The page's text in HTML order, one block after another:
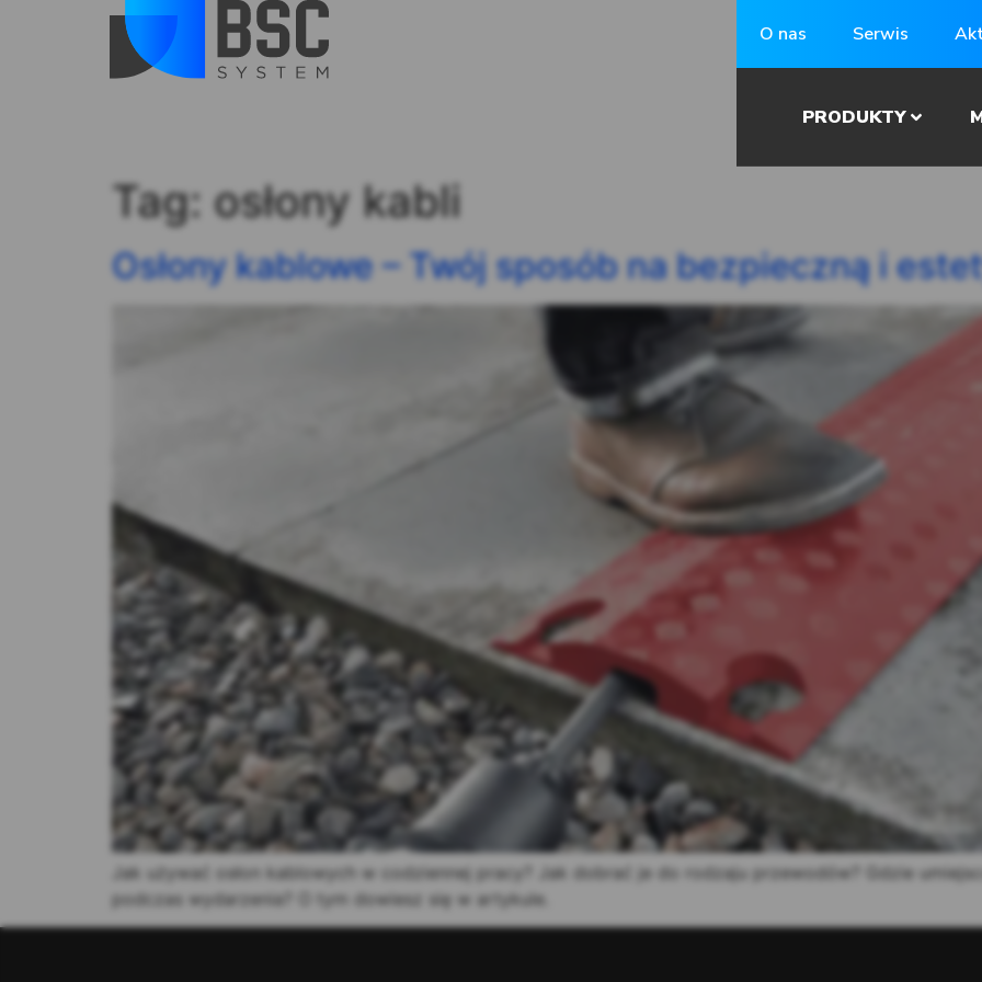
O nas Serwis
PRODUKTY
Tag:osłony kabli
Osłony kablowe – Twój sposób na bezpieczną i
Jak używać osłon kablowych w codziennej pracy? Jak dobrać je do rodzaju przewodów? Gdzie
podczas wydarzenia? O tym dowiesz się w artykule.